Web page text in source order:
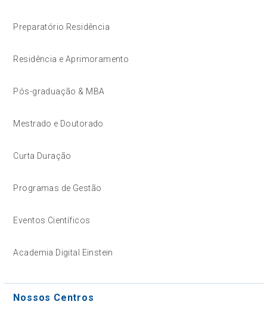
Preparatório Residência
Residência e Aprimoramento
Pós-graduação & MBA
Mestrado e Doutorado
Curta Duração
Programas de Gestão
Eventos Científicos
Academia Digital Einstein
Nossos Centros